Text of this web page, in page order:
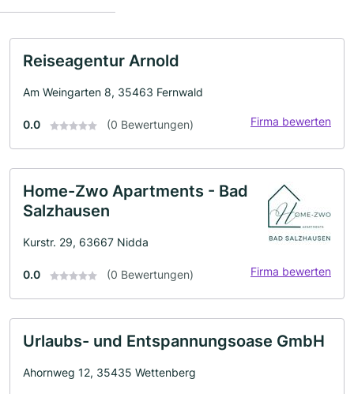
Reiseagentur Arnold
Am Weingarten 8, 35463 Fernwald
0.0 (0 Bewertungen) Firma bewerten
Home-Zwo Apartments - Bad
Salzhausen
Kurstr. 29, 63667 Nidda
0.0 (0 Bewertungen) Firma bewerten
Urlaubs- und Entspannungsoase GmbH
Ahornweg 12, 35435 Wettenberg